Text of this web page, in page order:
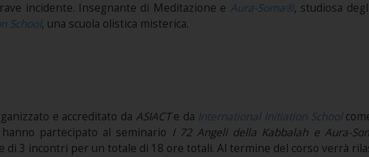
incidente. Insegnante di Meditazione e Aura-Soma®, studiosa
School, una scuola olistica misterica.
e accreditato da ASIACTe da International Initiation School
partecipato al seminario I 72 Angeli della Kabbalah e Aura-
di 3 incontri per un totale di 18 ore totali. Al termine del corso verrà